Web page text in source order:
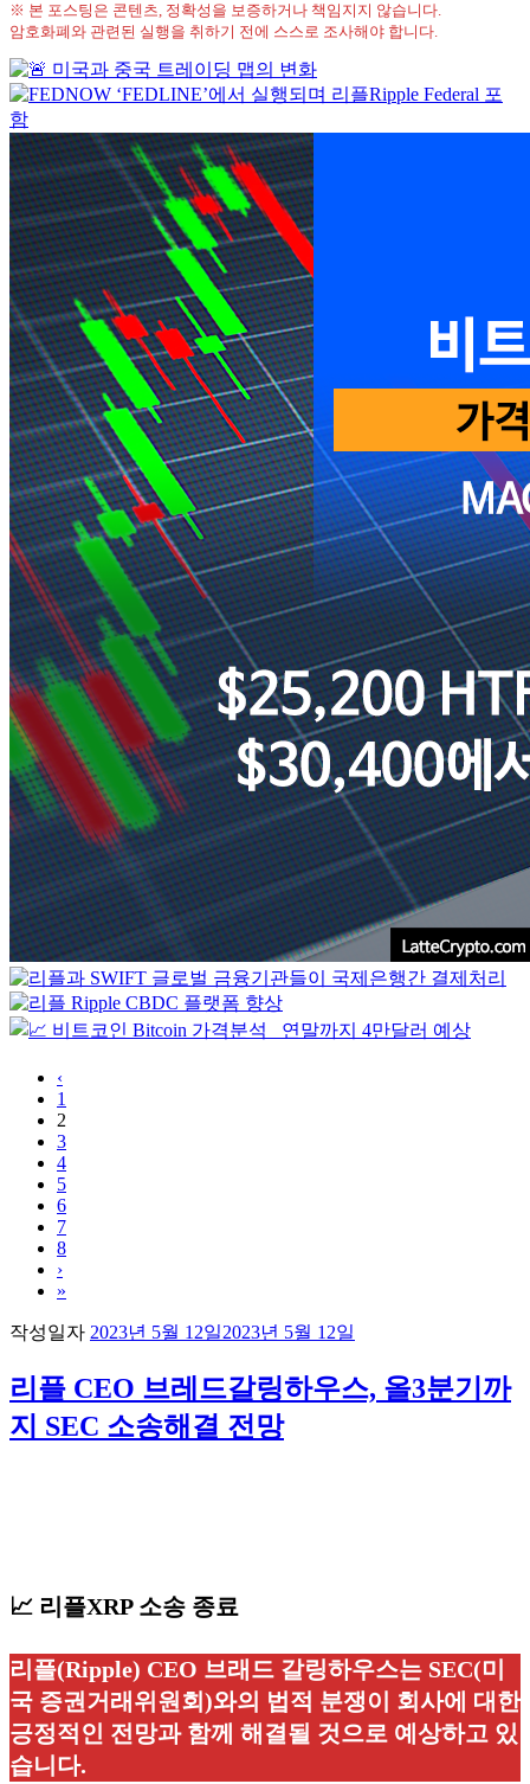
※ 본 포스팅은 콘텐츠, 정확성을 보증하거나 책임지지 않습니다.
암호화폐와 관련된 실행을 취하기 전에 스스로 조사해야 합니다.
‹
1
2
3
4
5
6
7
8
›
»
작성일자 2023년 5월 12일2023년 5월 12일
리플 CEO 브레드갈링하우스, 올3분기까
지 SEC 소송해결 전망
📈 리플XRP 소송 종료
리플(Ripple) CEO 브래드 갈링하우스는 SEC(미
국 증권거래위원회)와의 법적 분쟁이 회사에 대한
긍정적인 전망과 함께 해결될 것으로 예상하고 있
습니다.